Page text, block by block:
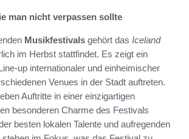
man nicht verpassen sollte
Musikfestivals gehört das Iceland
im Herbst stattfindet. Es zeigt ein
up internationaler und einheimischer
Venues in der Stadt auftreten.
Auftritte in einer einzigartigen
besonderen Charme des Festivals
besten lokalen Talente und aufregenden